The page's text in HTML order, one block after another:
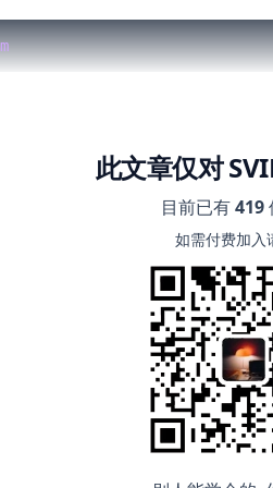
此文章仅对
目前已有419
如需付费加入